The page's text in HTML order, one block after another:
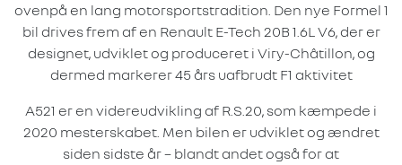
ovenpå en lang motorsportstradition. Den nye Formel 1
bil drives frem af en Renault E-Tech 20B 1.6L V6, der er
designet, udviklet og produceret i Viry-Châtillon, og
dermed markerer 45 års uafbrudt F1 aktivitet
A521 er en videreudvikling af R.S.20, som kæmpede i
2020 mesterskabet. Men bilen er udviklet og ændret
siden sidste år – blandt andet også for at